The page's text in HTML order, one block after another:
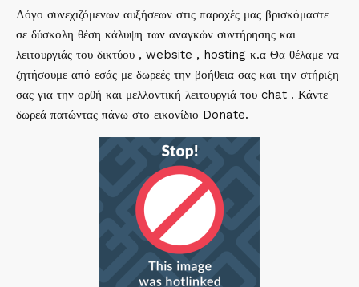
Λόγο συνεχιζόμενων αυξήσεων στις παροχές μας βρισκόμαστε
σε δύσκολη θέση κάλυψη των αναγκών συντήρησης και
λειτουργιάς του δικτύου , website , hosting κ.α Θα θέλαμε να
ζητήσουμε από εσάς με δωρεές την βοήθεια σας και την στήριξη
σας για την ορθή και μελλοντική λειτουργιά του chat . Κάντε
δωρεά πατώντας πάνω στο εικονίδιο Donate.